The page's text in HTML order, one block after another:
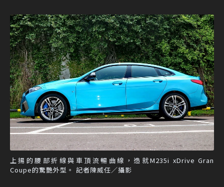
上揚的腰部折線與車頂流暢曲線，造就M235i xDrive Gran
Coupe的驚艷外型。 記者陳威任／攝影